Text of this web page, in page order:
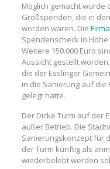
Möglich gemacht wurde
Großspenden, die in
worden waren. Die
Spendenscheck in
Weitere 150.000 Euro
Aussicht gestellt
die der Esslinger
in die Sanierung auf
gelegt hatte.
Der Dicke Turm auf der
außer Betrieb. Die
Sanierungskonzept für
der Turm künftig als
wiederbelebt werden